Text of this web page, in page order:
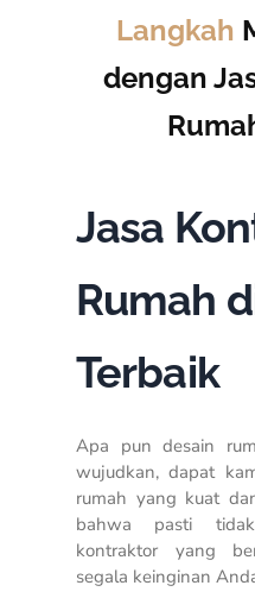
Langkah
dengan
Jasa
Rumah
Terbaik
Apa pun desain
wujudkan, dapat
rumah yang kuat
bahwa pasti
kontraktor yang
segala keinginan